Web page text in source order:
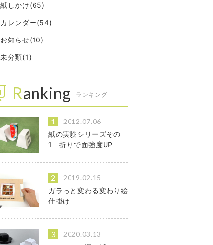
紙しかけ(65)
カレンダー(54)
お知らせ(10)
未分類(1)
Ranking ランキング
2012.07.06
紙の実験シリーズその
1 折りで面強度UP
2019.02.15
ガラっと変わる変わり絵
仕掛け
2020.03.13